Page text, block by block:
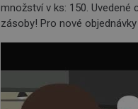
množství v ks: 150. Uvedené
zásoby! Pro nové